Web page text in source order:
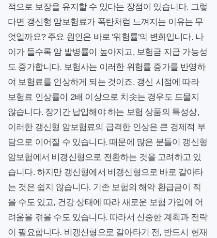
적으로 보장을 유지할 수 있다는 장점이 있습니다. 그렇
다면 갱신형 암보험료가 폭탄처럼 느껴지는 이유는 무
엇일까요? 주요 원인은 바로 '위험률'의 변화입니다. 나
이가 들수록 암 발병률이 높아지고, 보험금 지급 가능성
도 증가합니다. 보험사는 이러한 위험률 증가를 반영하
여 보험료를 인상하게 되는 것이죠. 갱신 시점에 따라
보험료 인상률이 2배 이상으로 치솟는 경우도 드물지
않습니다. 장기간 납입해야 하는 보험 상품의 특성상,
이러한 갱신형 암보험료의 급격한 인상은 큰 경제적 부
담으로 이어질 수 있습니다. 때문에 많은 분들이 갱신형
암보험에서 비갱신형으로 전환하는 것을 고려하고 있
습니다. 하지만 갱신형에서 비갱신형으로 바로 갈아타
는 것은 쉽지 않습니다. 기존 보험의 해약 환급금이 적
을 수도 있고, 건강 상태에 따라 새로운 보험 가입에 어
려움을 겪을 수도 있습니다. 따라서 신중한 계획과 전략
이 필요합니다. 비갱신형으로 갈아타기 전, 반드시 현재